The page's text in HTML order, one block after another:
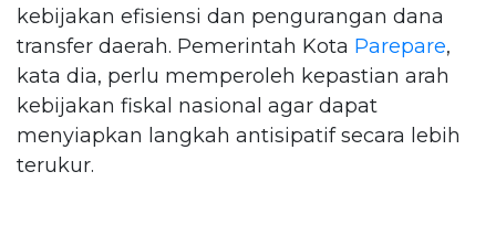
kebijakan efisiensi dan pengurangan dana
transfer daerah. Pemerintah Kota Parepare,
kata dia, perlu memperoleh kepastian arah
kebijakan fiskal nasional agar dapat
menyiapkan langkah antisipatif secara lebih
terukur.